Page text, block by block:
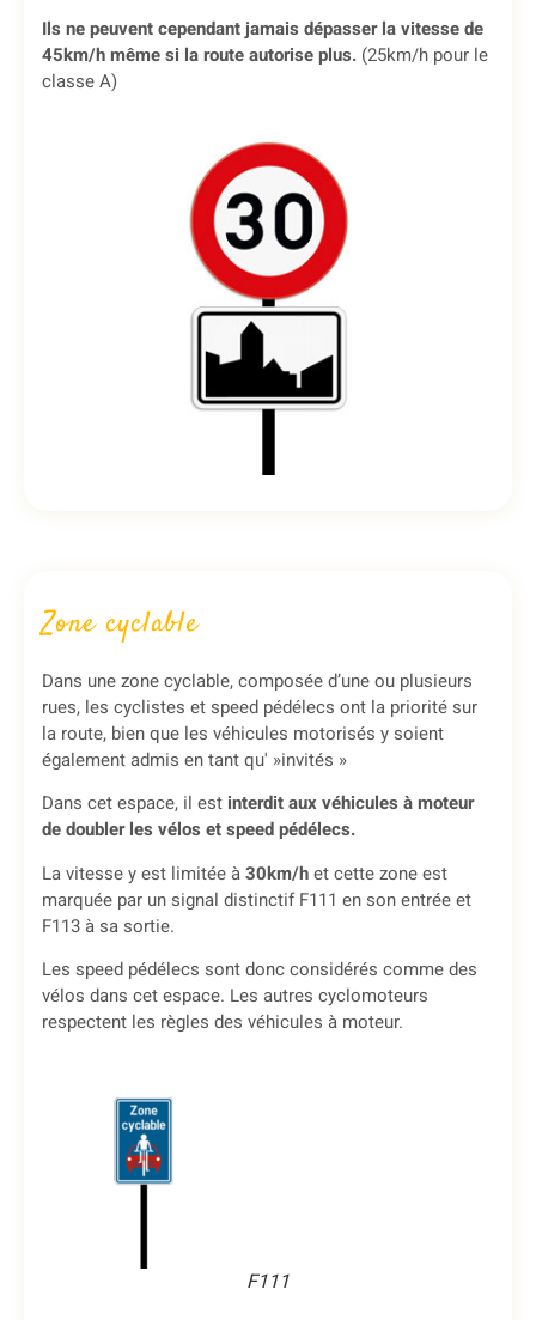
Ils ne peuvent cependant jamais dépasser la vitesse de
45km/h même si la route autorise plus. (25km/h pour le
classe A)
Zone cyclable
Dans une zone cyclable, composée d’une ou plusieurs
rues, les cyclistes et speed pédélecs ont la priorité sur
la route, bien que les véhicules motorisés y soient
également admis en tant qu' »invités »
Dans cet espace, il est interdit aux véhicules à moteur
de doubler les vélos et speed pédélecs.
La vitesse y est limitée à30km/het cette zone est
marquée par un signal distinctif F111 en son entrée et
F113 à sa sortie.
Les speed pédélecs sont donc considérés comme des
vélos dans cet espace. Les autres cyclomoteurs
respectent les règles des véhicules à moteur.
F111